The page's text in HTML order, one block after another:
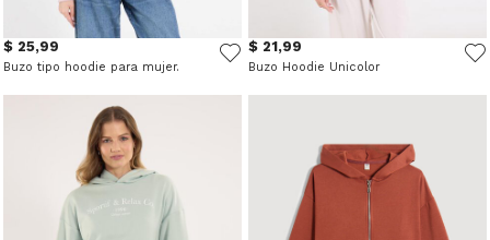
$ 25,99
Buzo tipo hoodie para mujer.
$ 21,99
Buzo Hoodie Unicolor